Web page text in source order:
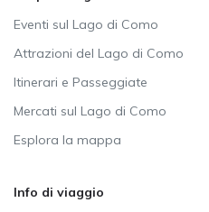
Eventi sul Lago di Como
Attrazioni del Lago di Como
Itinerari e Passeggiate
Mercati sul Lago di Como
Esplora la mappa
Info di viaggio